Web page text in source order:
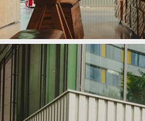
Nová prodejna Velocity Westend posouvá zážitek
Nová prodejna Velocity Westend posouvá zážitek
Nová prodejna Velocity Westend posouvá zážitek